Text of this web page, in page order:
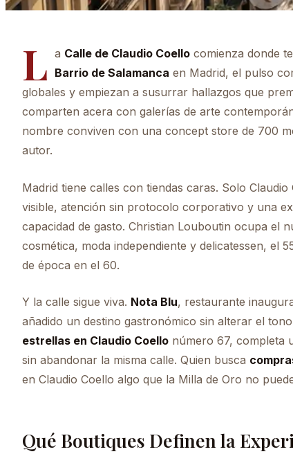
L a Calle de Claudio Coello comienza donde
Barrio de Salamanca en Madrid, el pulso
globales y empiezan a susurrar hallazgos que
comparten acera con galerías de arte
nombre conviven con una concept store de 700
autor.
Madrid tiene calles con tiendas caras. Solo
visible, atención sin protocolo corporativo y una
capacidad de gasto. Christian Louboutin ocupa el
cosmética, moda independiente y delicatessen, el
de época en el 60.
Y la calle sigue viva. Nota Blu, restaurante
añadido un destino gastronómico sin alterar el
estrellas en Claudio Coello número 67, completa
sin abandonar la misma calle. Quien busca
en Claudio Coello algo que la Milla de Oro no
Qué Boutiques Definen la